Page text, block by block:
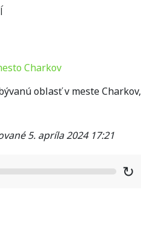
oblasť v meste Charkov,
5. apríla 2024 17:21
↻